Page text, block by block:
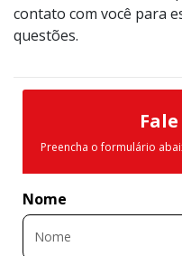
contato com você para
questões.
Preencha o formulário
Nome